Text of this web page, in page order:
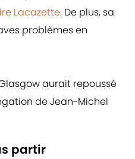
Lacazette. De plus, sa
problèmes en
aurait repoussé
de Jean-Michel
partir